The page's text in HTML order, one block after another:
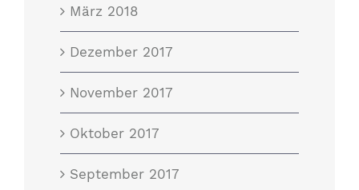
März 2018
Dezember 2017
November 2017
Oktober 2017
September 2017